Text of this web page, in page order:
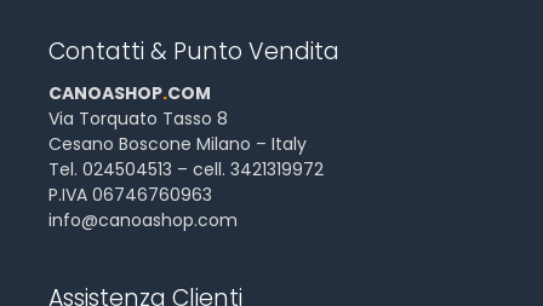
Contatti & Punto Vendita
CANOASHOP.COM
Via Torquato Tasso 8
Cesano Boscone Milano – Italy
Tel. 024504513 – cell. 3421319972
P.IVA 06746760963
info@canoashop.com
Assistenza Clienti